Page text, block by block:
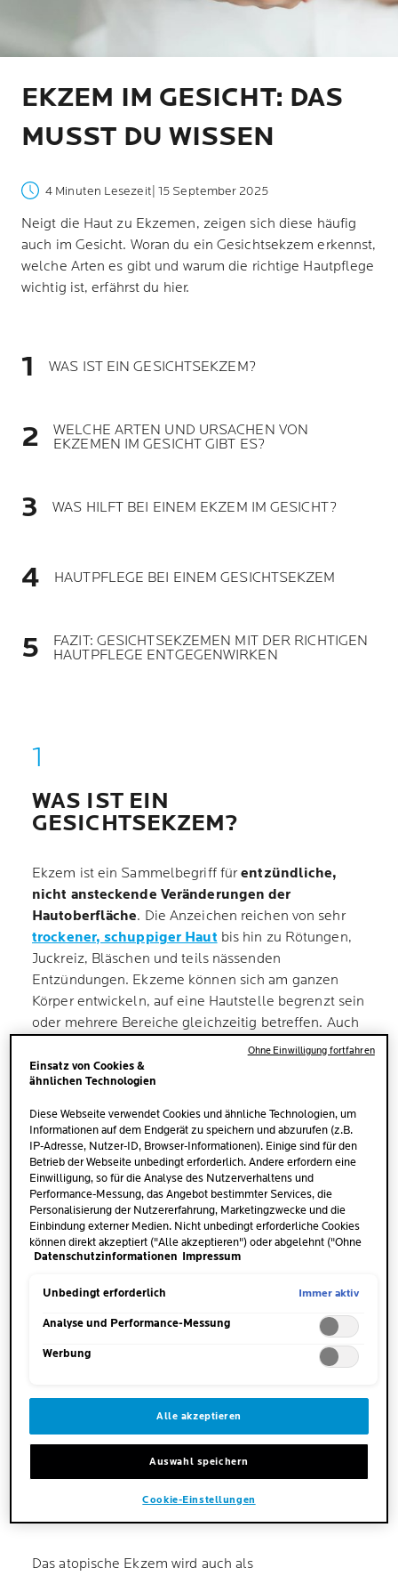
EKZEM IM GESICHT: DAS
MUSST DU WISSEN
4 Minuten Lesezeit | 15 September 2025
Neigt die Haut zu Ekzemen, zeigen sich diese häufig
auch im Gesicht. Woran du ein Gesichtsekzem erkennst,
welche Arten es gibt und warum die richtige Hautpflege
wichtig ist, erfährst du hier.
WAS IST EIN GESICHTSEKZEM?
WELCHE ARTEN UND URSACHEN VON
EKZEMEN IM GESICHT GIBT ES?
WAS HILFT BEI EINEM EKZEM IM GESICHT?
HAUTPFLEGE BEI EINEM GESICHTSEKZEM
FAZIT: GESICHTSEKZEMEN MIT DER RICHTIGEN
HAUTPFLEGE ENTGEGENWIRKEN
WAS IST EIN
GESICHTSEKZEM?
Ekzem ist ein Sammelbegriff fürentzündliche,
nicht ansteckende Veränderungen der
Hautoberfläche. Die Anzeichen reichen von sehr
trockener, schuppiger Haut bis hin zu Rötungen,
Juckreiz, Bläschen und teils nässenden
Entzündungen. Ekzeme können sich am ganzen
Körper entwickeln, auf eine Hautstelle begrenzt sein
oder mehrere Bereiche gleichzeitig betreffen. Auch
die sensible Gesichtshaut neigt nicht selten zur
Bildung von Ekzemen. Typische Stellen für ein
Ekzem im Gesicht sind die
die Nase, der Bereich um den Mund, die Ohren
und der Hals.
WELCHE ARTEN UND
URSACHEN VON EKZEMEN IM
GESICHT GIBT ES?
Ekzeme können sich voneinander unterscheiden
Gesichtsekzemen im Detail an.
Das atopische Ekzem wird auch als
Einsatz von Cookies &
ähnlichen Technologien
Diese Webseite verwendet Cookies und ähnliche Technologien, um
Informationen auf dem Endgerät zu speichern und abzurufen (z.B.
IP-Adresse, Nutzer-ID, Browser-Informationen). Einige sind für den
Betrieb der Webseite unbedingt erforderlich. Andere erfordern eine
Einwilligung, so für die Analyse des Nutzerverhaltens und
Performance-Messung, das Angebot bestimmter Services, die
Personalisierung der Nutzererfahrung, Marketingzwecke und die
Einbindung externer Medien. Nicht unbedingt erforderliche Cookies
können direkt akzeptiert ("Alle akzeptieren") oder abgelehnt ("Ohne
Einwilligung fortfahren") werden. Individuelle Anpassungen der
speichern"). Die Auswahl kann jederzeit unter dem Link "Cookie-
unsere Datenschutzinformationen.
Datenschutzinformationen Impressum
Unbedingt erforderlich Immer aktiv
Analyse und Performance-Messung
Werbung
Alle akzeptieren
Auswahl speichern
Cookie-Einstellungen
Ohne Einwilligung fortfahren